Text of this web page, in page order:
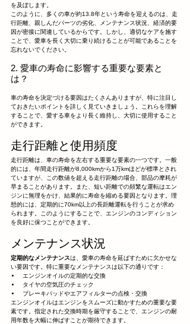
を及ぼします。
このように、多くの車が約13.8年という寿命を迎えるのは、走
行距離、親しんだパーツの劣化、メンテナンス状況、経済的要
因が密接に関連しているからです。しかし、適切なケアを施す
ことで、愛車を長く大切に乗り続けることが可能であることを
忘れないでください。
2. 愛車の寿命に影響する重要な要素と
は？
車の寿命を決定づける要因はたくさんありますが、特に注目し
ておきたいポイントを詳しく見ていきましょう。これらを理解
することで、愛する車をより長く維持し、大切に使用すること
ができます。
走行距離と使用頻度
走行距離は、車の寿命を左右する重要な要素の一つです。一般
的には、年間走行距離が8,000kmから1万kmほどが標準とされ
ていますが、この数値を超える走行距離の場合、部品の摩耗が
早まることがあります。また、短い距離での頻繁な運転はエン
ジンに無理をかけ、結果的に寿命を縮める要因となります。理
想的には、定期的に70km以上の長距離運転を行うことが求め
られます。このようにすることで、エンジンのコンディション
を良好に保つことができます。
メンテナンス状況
定期的なメンテナンスは、愛車の寿命を延ばすために欠かせな
い要因です。特に重要なメンテナンスは以下の通りです：
エンジンオイルの定期的な交換
タイヤの空気圧のチェック
ブレーキパッドやエアフィルターの点検・交換
エンジンオイルはエンジンをスムーズに動かすための重要な要
素です。指定された交換時期を厳守することで、エンジンの耐
用年数を大幅に伸ばすことが期待できます。